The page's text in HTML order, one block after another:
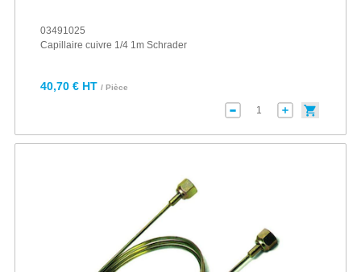
03491025
Capillaire cuivre 1/4 1m Schrader
40,70 € HT / Pièce